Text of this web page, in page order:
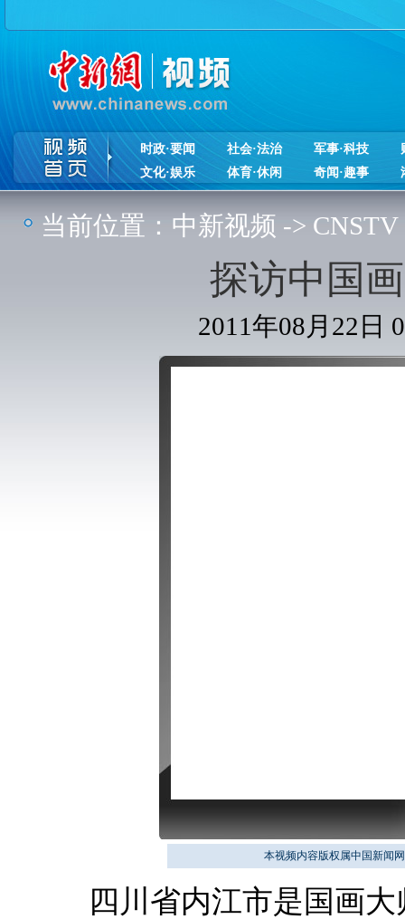
时政·要闻 社会·法治 军事·科技
文化·娱乐
体育·休闲 奇闻·趣事
当前位置： 中新视频 -> CNSTV
探访中国
2011年08月22
本视频内容版权属中国新闻
四川省内江市是国画大